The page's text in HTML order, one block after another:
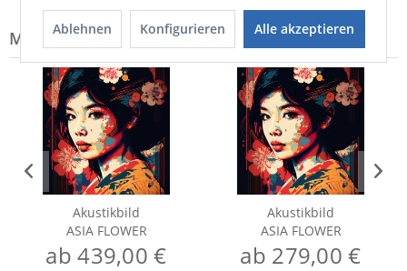
Modell-Familie: ASIA
Akustikbild
ASIA FLOWER
ab 439,00 €
Akustikbild
ASIA FLOWER
ab 279,00 €
Ablehnen Konfigurieren Alle akzeptieren